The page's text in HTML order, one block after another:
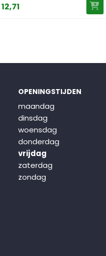
12,71
OPENINGSTIJDEN
maandag
dinsdag
woensdag
donderdag
vrijdag
zaterdag
zondag